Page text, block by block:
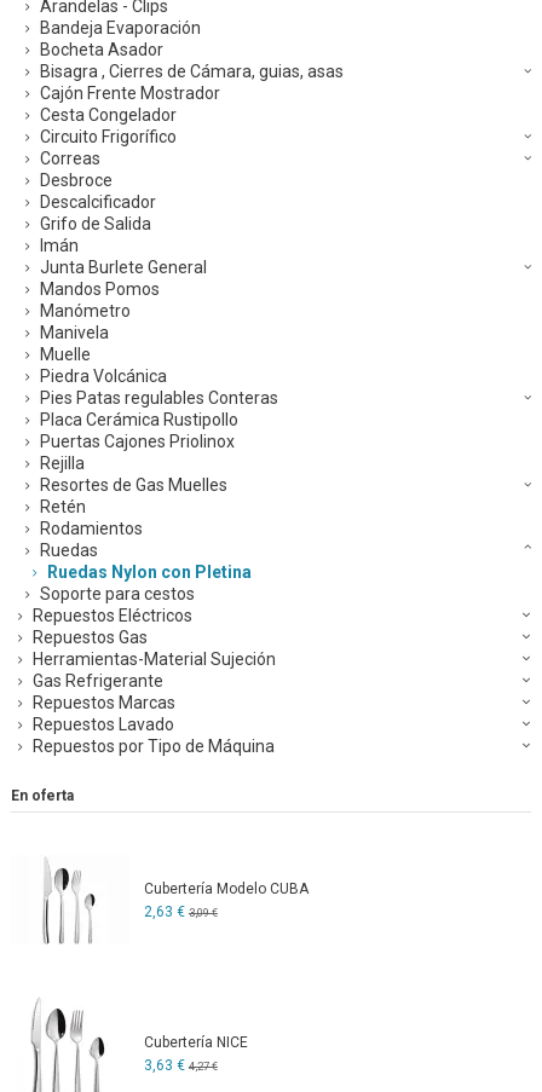
Arandelas - Clips
Bandeja Evaporación
Bocheta Asador
Bisagra , Cierres de Cámara, guias, asas
Cajón Frente Mostrador
Cesta Congelador
Circuito Frigorífico
Correas
Desbroce
Descalcificador
Grifo de Salida
Imán
Junta Burlete General
Mandos Pomos
Manómetro
Manivela
Muelle
Piedra Volcánica
Pies Patas regulables Conteras
Placa Cerámica Rustipollo
Puertas Cajones Priolinox
Rejilla
Resortes de Gas Muelles
Retén
Rodamientos
Ruedas
Ruedas Nylon con Pletina
Soporte para cestos
Repuestos Eléctricos
Repuestos Gas
Herramientas-Material Sujeción
Gas Refrigerante
Repuestos Marcas
Repuestos Lavado
Repuestos por Tipo de Máquina
En oferta
Cubertería Modelo CUBA
2,63 € 3,09 €
Cubertería NICE
3,63 € 4,27 €